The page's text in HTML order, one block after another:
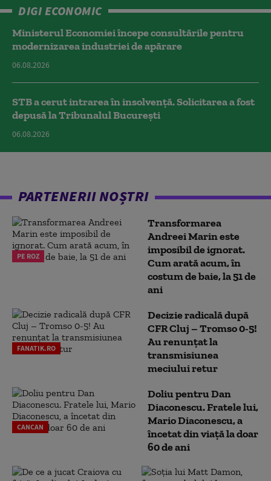
DIGI ECONOMIC
Ministerul Economiei începe consultările pentru
modernizarea industriei de apărare
06.08.2026
STB a cerut intrarea în insolvență. Solicitarea a fost
depusă la Tribunalul București
06.08.2026
PARTENERII NOȘTRI
PE ROZ
Transformarea
Andreei Marin este
imposibil de ignorat.
Cum arată acum, în
costum de baie, la 51 de
ani
FANATIK.RO
Decizie radicală după
CFR Cluj – Tromso 0-5!
Au renunțat la
transmisiunea
meciului retur
CANCAN
Doliu pentru Dan
Diaconescu. Fratele lui,
Mario Diaconescu, a
încetat din viață la doar
60 de ani